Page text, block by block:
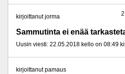
kirjoittanut jorma
Uusin viesti: 22.05.2018 kello on 08:49
kirjoittanut pamaus